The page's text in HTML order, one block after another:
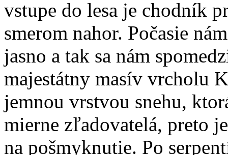
vstupe do lesa je chodník
smerom nahor. Počasie
jasno a tak sa nám
majestátny masív vrcholu
jemnou vrstvou snehu,
mierne zľadovatelá, preto
na pošmyknutie. Po